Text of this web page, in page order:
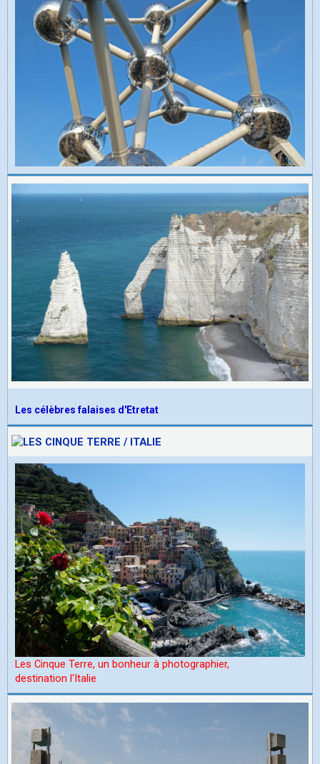
Les célèbres falaises d'Etretat
Les Cinque Terre, un bonheur à photographier,
destination l'Italie